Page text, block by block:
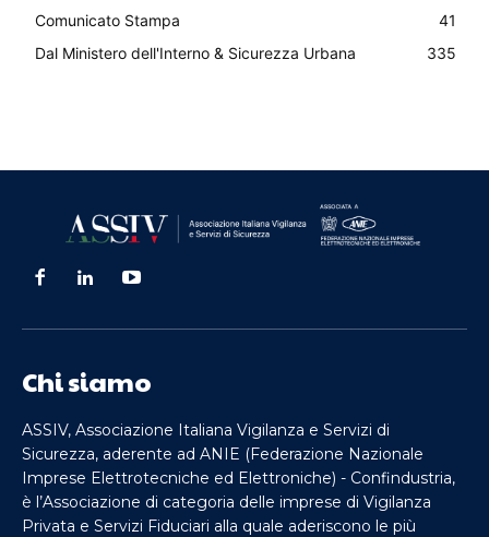
Comunicato Stampa
41
Dal Ministero dell'Interno & Sicurezza Urbana
335
Chi siamo
ASSIV, Associazione Italiana Vigilanza e Servizi di
Sicurezza, aderente ad ANIE (Federazione Nazionale
Imprese Elettrotecniche ed Elettroniche) - Confindustria,
è l’Associazione di categoria delle imprese di Vigilanza
Privata e Servizi Fiduciari alla quale aderiscono le più